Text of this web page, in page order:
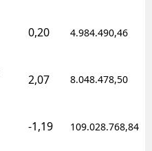
0,20 4.984.490,46
2,07 8.048.478,50
-1,19 109.028.768,84